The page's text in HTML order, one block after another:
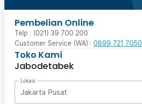
Pembelian Online
Telp : (021) 39 700 200
Customer Service (WA) : 0899 721 7050
Toko Kami
Jabodetabek
Lokasi
Jakarta Pusat